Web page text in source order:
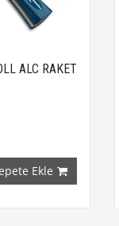
ALC RAKET
Ekle